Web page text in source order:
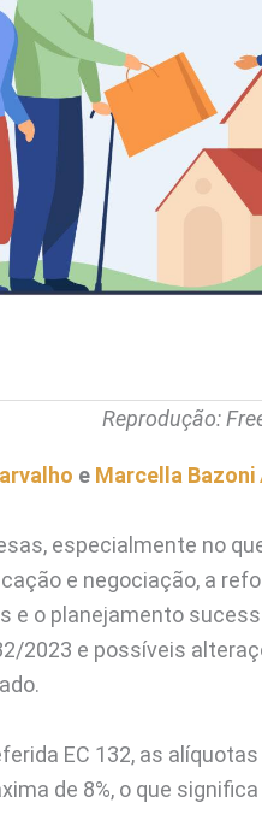
Reprodução:
e Marcella Bazoni
especialmente no
e negociação, a
o planejamento
2023 e possíveis
EC 132, as
de 8%, o que